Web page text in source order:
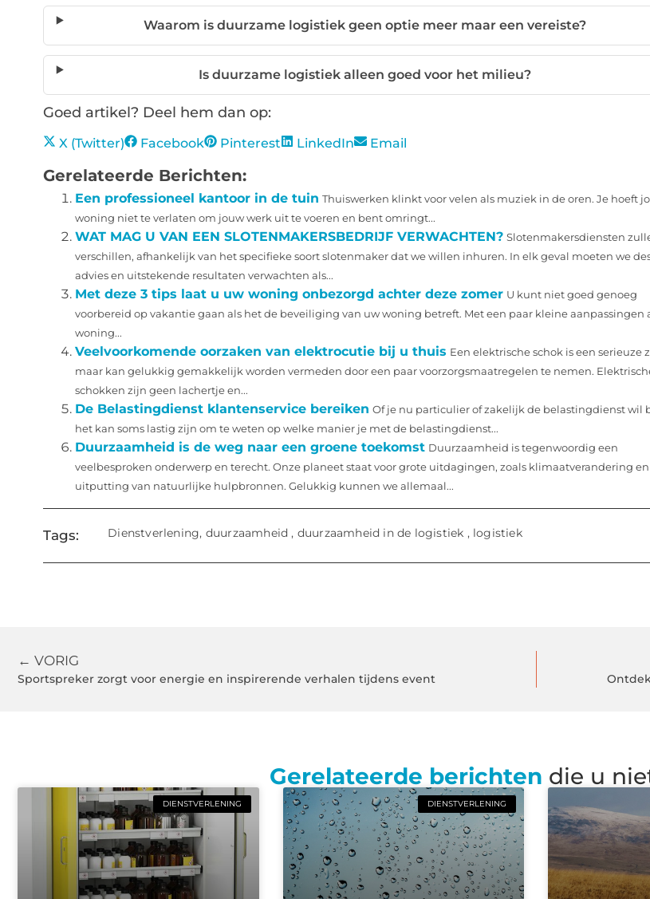
Waarom is duurzame logistiek geen optie meer maar een vereiste?
Is duurzame logistiek alleen goed voor het milieu?
Goed artikel? Deel hem dan op:
X (Twitter) Facebook Pinterest LinkedIn Email
Gerelateerde Berichten:
Een professioneel kantoor in de tuin Thuiswerken klinkt voor velen als muziek in de oren. Je hoeft
woning niet te verlaten om jouw werk uit te voeren en bent omringt...
WAT MAG U VAN EEN SLOTENMAKERSBEDRIJF VERWACHTEN? Slotenmakersdiensten
verschillen, afhankelijk van het specifieke soort slotenmaker dat we willen inhuren. In elk geval moeten we
advies en uitstekende resultaten verwachten als...
Met deze 3 tips laat u uw woning onbezorgd achter deze zomer U kunt niet goed genoeg
voorbereid op vakantie gaan als het de beveiliging van uw woning betreft. Met een paar kleine aanpassingen
woning...
Veelvoorkomende oorzaken van elektrocutie bij u thuis Een elektrische schok is een serieuze
maar kan gelukkig gemakkelijk worden vermeden door een paar voorzorgsmaatregelen te nemen.
schokken zijn geen lachertje en...
De Belastingdienst klantenservice bereiken Of je nu particulier of zakelijk de belastingdienst wil
het kan soms lastig zijn om te weten op welke manier je met de belastingdienst...
Duurzaamheid is de weg naar een groene toekomst Duurzaamheid is tegenwoordig een
veelbesproken onderwerp en terecht. Onze planeet staat voor grote uitdagingen, zoals klimaatverandering en
uitputting van natuurlijke hulpbronnen. Gelukkig kunnen we allemaal...
Tags: Dienstverlening, duurzaamheid , duurzaamheid in de logistiek , logistiek
← VORIG
Sportspreker zorgt voor energie en inspirerende verhalen tijdens event
Gerelateerde berichten die u
DIENSTVERLENING DIENSTVERLENING